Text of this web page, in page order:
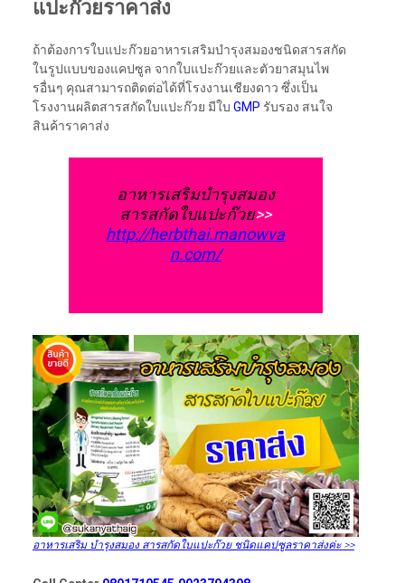
แปะก๊วยราคาส่ง
ถ้าต้องการใบแปะก๊วยอาหารเสริมบำรุงสมองชนิดสารสกัด
ในรูปแบบของแคปซูล จากใบแปะก๊วยและตัวยาสมุนไพ
รอื่นๆ คุณสามารถติดต่อได้ที่โรงงานเชียงดาว ซึ่งเป็น
โรงงานผลิตสารสกัดใบแปะก๊วย มีใบ GMP รับรอง สนใจ
สินค้าราคาส่ง
อาหารเสริมบำรุงสมอง
สารสกัดใบแปะก๊วย>>
http://herbthai.manowva
n.com/
อาหารเสริม บำรุงสมอง สารสกัดใบแปะก๊วย ชนิดแคปซูลราคาส่งค่ะ >>